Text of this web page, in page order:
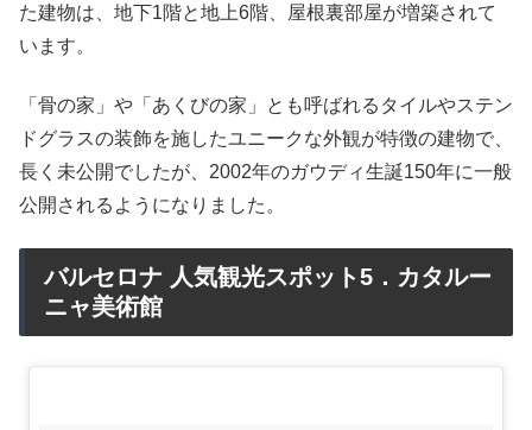
た建物は、地下1階と地上6階、屋根裏部屋が増築されて
います。
「骨の家」や「あくびの家」とも呼ばれるタイルやステン
ドグラスの装飾を施したユニークな外観が特徴の建物で、
長く未公開でしたが、2002年のガウディ生誕150年に一般
公開されるようになりました。
バルセロナ 人気観光スポット5．カタルー
ニャ美術館